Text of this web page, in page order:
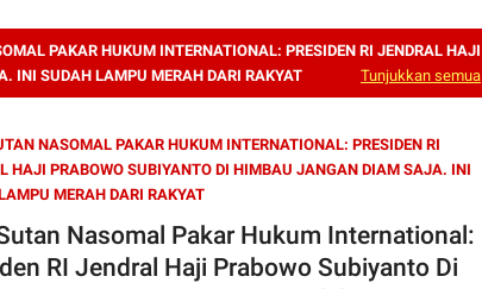
PAKAR HUKUM INTERNATIONAL: PRESIDEN RI JENDRAL HAJI
INI SUDAH LAMPU MERAH DARI RAKYAT
Tunjukkan semua
NASOMAL PAKAR HUKUM INTERNATIONAL: PRESIDEN RI
HAJI PRABOWO SUBIYANTO DI HIMBAU JANGAN DIAM SAJA. INI
MERAH DARI RAKYAT
Nasomal Pakar Hukum International:
RI Jendral Haji Prabowo Subiyanto Di